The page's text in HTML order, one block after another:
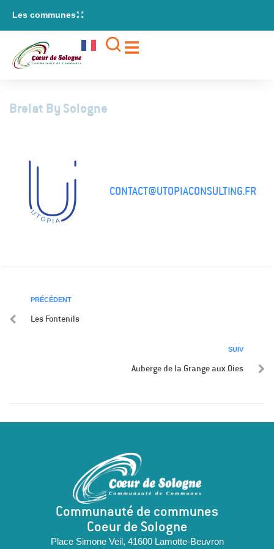
principal
Les communes
Brelat By Sologne
CONTACT@UTOPIACONSULTING.FR
PRÉCÉDENT
Les Fontenils
SUIV
Auberge de la Grange aux Oies
Communauté de communes
Coeur de Sologne
Place Simone Veil, 41600 Lamotte-Beuvron